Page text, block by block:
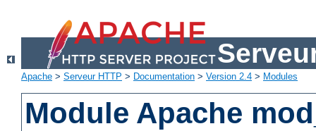
Apache > Serveur HTTP > Documentation > Version 2.4 > Modules
Module Apache